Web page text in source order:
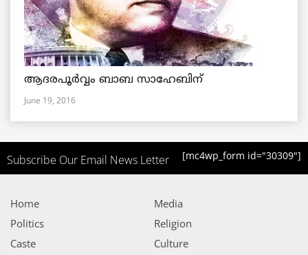
ആദരപൂര്‍വ്വം ബാബ സാഹേബിന്
June 19, 2016
Subscribe Our Email News Letter [mc4wp_form id="30309"]
Home
Politics
Caste
Media
Religion
Culture